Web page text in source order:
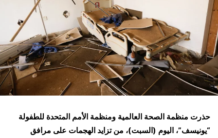
حذرت منظمة الصحة العالمية ومنظمة الأمم المتحدة للطفولة
“يونيسف”، اليوم (السبت)، من تزايد الهجمات على مرافق